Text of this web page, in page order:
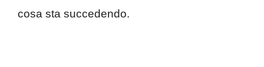
cosa sta succedendo.